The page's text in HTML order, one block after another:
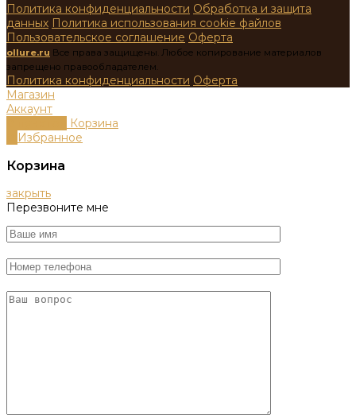
Политика конфиденциальности Обработка и защита
данных Политика использования cookie файлов
Пользовательское соглашение Оферта
ollure.ru Все права защищены. Любое копирование материалов
запрещено правообладателем.
Политика конфиденциальности Оферта
Магазин
Аккаунт
Корзина
Избранное
Корзина
закрыть
Перезвоните мне